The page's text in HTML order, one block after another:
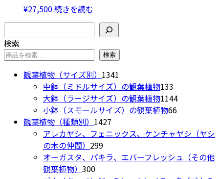
¥27,500続きを読む
検索
検索
観葉植物（サイズ別） 1341
個
の
商
中鉢（ミドルサイズ）の観葉植物133
個
の
品
大鉢（ラージサイズ）の観葉植物11441144
商
小鉢（スモールサイズ）の観葉植物6666
の
品
観葉植物（種類別） 1427
個
商
アレカヤシ、フェニックス、ケンチャヤシ（ヤシ
の木の仲間） 299299
個
オーガスタ、パキラ、エバーフレッシュ（その他
観葉植物） 300300